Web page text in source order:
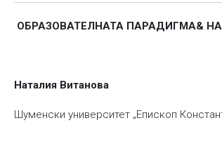
ОБРАЗОВАТЕЛНАТА ПАРАДИГМА&
Наталия Витанова
Шуменски университет „Епископ